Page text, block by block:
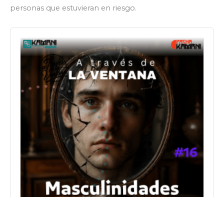
personas que estuvieran en riesgo.
Audio
Player